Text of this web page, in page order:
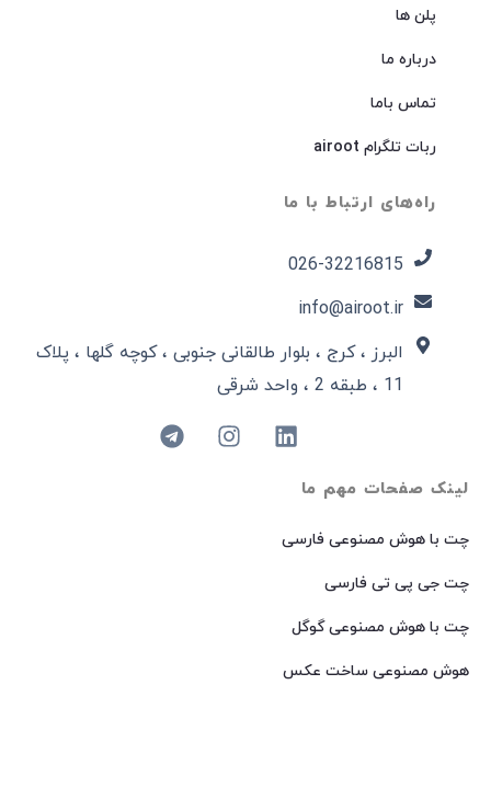
لینک صفحات مهم ما
چت با هوش مصنوعی فارسی
چت جی پی تی فارسی
چت با هوش مصنوعی گوگل
هوش مصنوعی ساخت عکس
پلن ها
درباره ما
تماس باما
ربات تلگرام airoot
راه‌های ارتباط با ما
026-32216815​
info@airoot.ir
البرز ، کرج ، بلوار طالقانی جنوبی ، کوچه گلها ، پلاک
11 ، طبقه 2 ، واحد شرقی